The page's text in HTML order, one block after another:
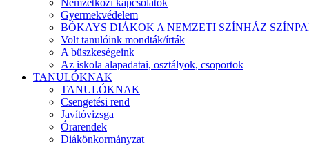
Gyermekvédelem
BÓKAYS DIÁKOK A NEMZETI SZÍNHÁZ
Volt tanulóink mondták/írták
A büszkeségeink
Az iskola alapadatai, osztályok, csoportok
TANULÓKNAK
TANULÓKNAK
Csengetési rend
Javítóvizsga
Órarendek
Diákönkormányzat